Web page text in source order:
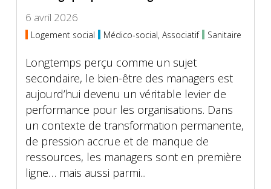
6 avril 2026
Logement social Médico-social, Associatif Sanitaire
Longtemps perçu comme un sujet
secondaire, le bien-être des managers est
aujourd’hui devenu un véritable levier de
performance pour les organisations. Dans
un contexte de transformation permanente,
de pression accrue et de manque de
ressources, les managers sont en première
ligne… mais aussi parmi...